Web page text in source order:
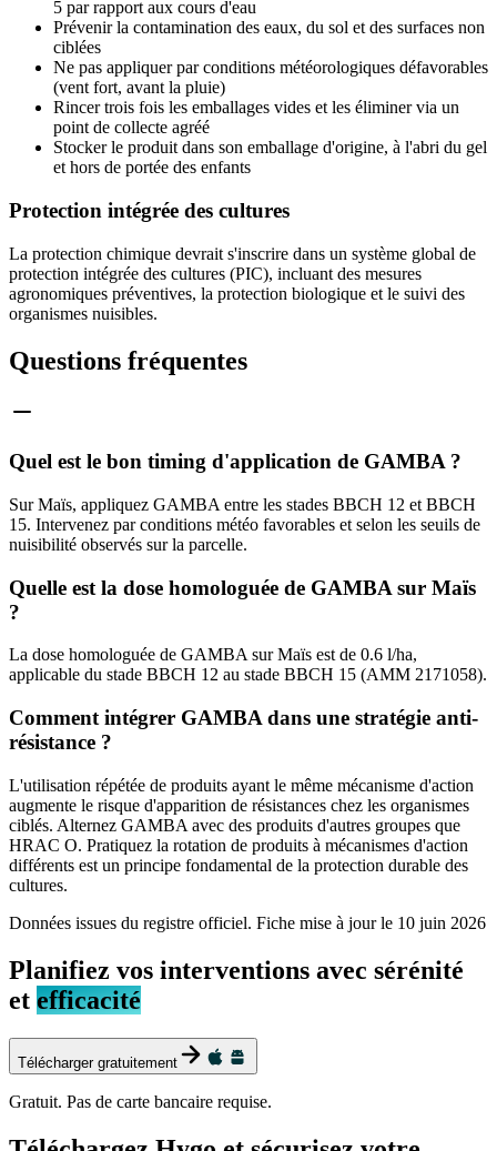
5 par rapport aux cours d'eau
Prévenir la contamination des eaux, du sol et des surfaces non
ciblées
Ne pas appliquer par conditions météorologiques défavorables
(vent fort, avant la pluie)
Rincer trois fois les emballages vides et les éliminer via un
point de collecte agréé
Stocker le produit dans son emballage d'origine, à l'abri du gel
et hors de portée des enfants
Protection intégrée des cultures
La protection chimique devrait s'inscrire dans un système global de
protection intégrée des cultures (PIC), incluant des mesures
agronomiques préventives, la protection biologique et le suivi des
organismes nuisibles.
Questions fréquentes
Quel est le bon timing d'application de GAMBA ?
Sur Maïs, appliquez GAMBA entre les stades BBCH 12 et BBCH
15. Intervenez par conditions météo favorables et selon les seuils de
nuisibilité observés sur la parcelle.
Quelle est la dose homologuée de GAMBA sur Maïs
?
La dose homologuée de GAMBA sur Maïs est de 0.6 l/ha,
applicable du stade BBCH 12 au stade BBCH 15 (AMM 2171058).
Comment intégrer GAMBA dans une stratégie anti-
résistance ?
L'utilisation répétée de produits ayant le même mécanisme d'action
augmente le risque d'apparition de résistances chez les organismes
ciblés. Alternez GAMBA avec des produits d'autres groupes que
HRAC O. Pratiquez la rotation de produits à mécanismes d'action
différents est un principe fondamental de la protection durable des
cultures.
Données issues du registre officiel. Fiche mise à jour le 10 juin 2026
Planifiez vos interventions avec sérénité
et efficacité
Télécharger gratuitement
Gratuit. Pas de carte bancaire requise.